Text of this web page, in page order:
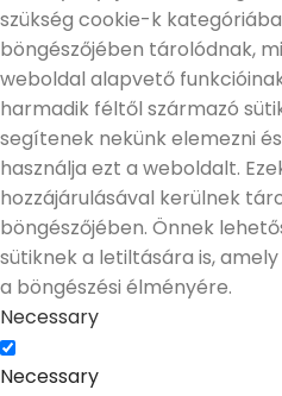
szükség cookie-k
böngészőjében tárolódnak,
weboldal alapvető
harmadik féltől származó
segítenek nekünk elemezni
használja ezt a weboldalt.
hozzájárulásával kerülnek
böngészőjében. Önnek
sütiknek a letiltására is,
a böngészési élményére.
Necessary
Necessary